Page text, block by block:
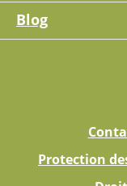
Blog
Protection